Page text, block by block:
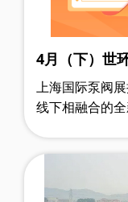
4月（下）世
荟萃
上海国际泵阀
线下相融合的
家行业优质供
一系列深度资